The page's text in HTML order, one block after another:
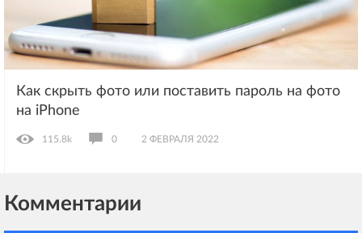
Как скрыть фото или поставить пароль на фото
на iPhone
115.8k 0 2 ФЕВРАЛЯ 2022
Комментарии